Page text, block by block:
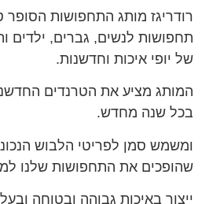
רודריגז מותג התחפושות הסופר
תחפושות לנשים, גברים, ילדים
של יופי איכות וחדשנות.
המותג מציע את הטרנדים
בכל שנה מחדש.
ומשמש סמן לפריטי הלבוש
שהופכים את התחפושות שלנו
ייצור באיכות גבוהה ובטוחה